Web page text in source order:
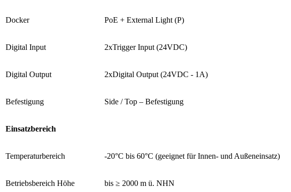
Docker PoE + External Light (P)
Digital Input 2xTrigger Input (24VDC)
Digital Output 2xDigital Output (24VDC - 1A)
Befestigung Side / Top – Befestigung
Einsatzbereich
Temperaturbereich -20°C bis 60°C (geeignet für Innen- und Außeneinsatz)
Betriebsbereich Höhe bis ≥ 2000 m ü. NHN